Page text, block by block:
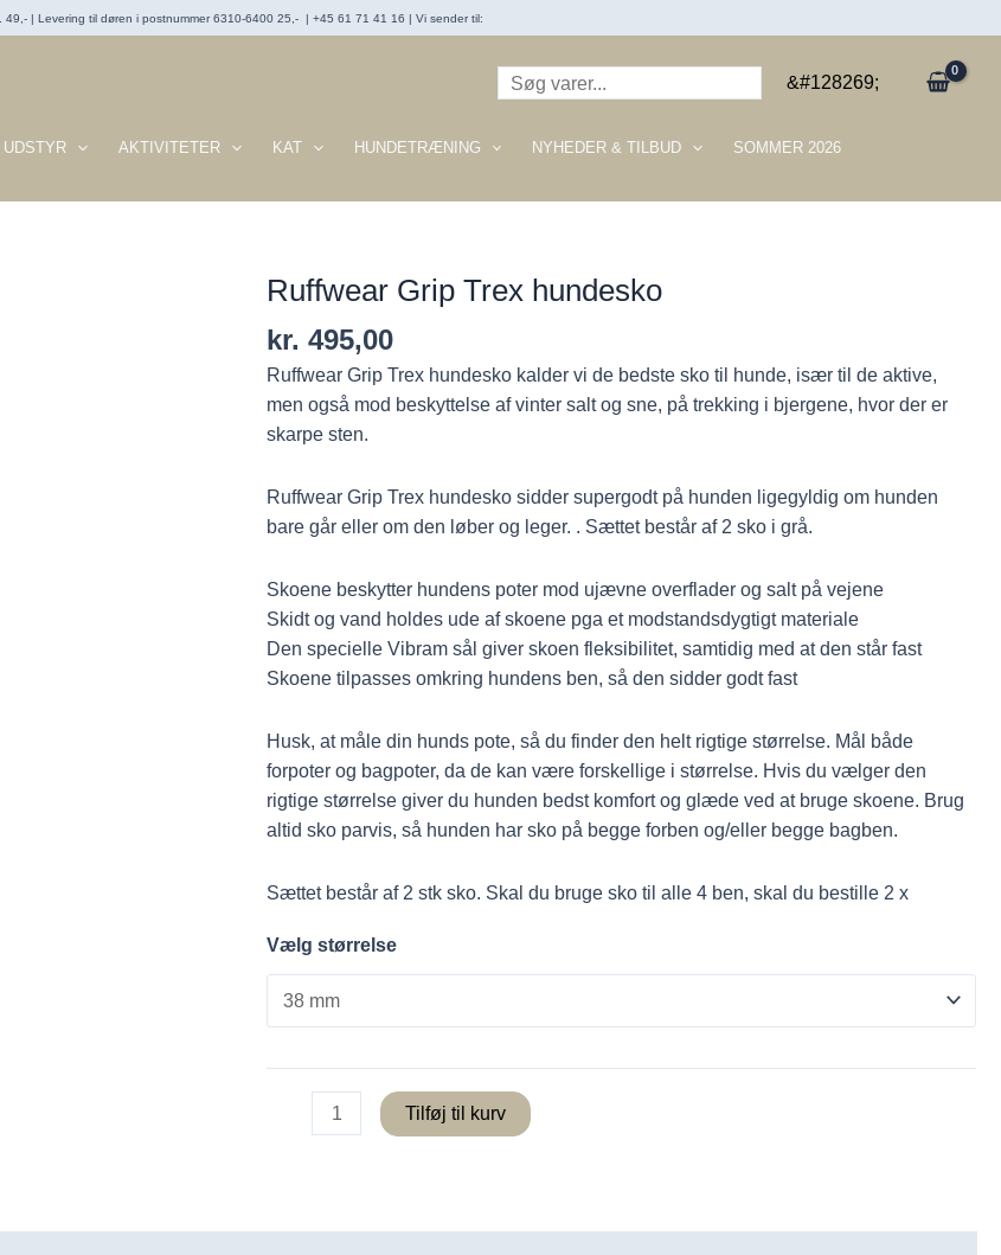
49,- | Levering til døren i postnummer 6310-6400 25,- | +45 61 71 41 16 | Vi sender til:
Søg &#128269;
UDSTYR AKTIVITETER KAT HUNDETRÆNING NYHEDER & TILBUD
SOMMER 2026
Ruffwear Grip Trex hundesko
kr. 495,00
Ruffwear Grip Trex hundesko kalder vi de bedste sko til hunde, især til de aktive,
men også mod beskyttelse af vinter salt og sne, på trekking i bjergene, hvor der er
skarpe sten.
Ruffwear Grip Trex hundesko sidder supergodt på hunden ligegyldig om hunden
bare går eller om den løber og leger. . Sættet består af 2 sko i grå.
Skoene beskytter hundens poter mod ujævne overflader og salt på vejene
Skidt og vand holdes ude af skoene pga et modstandsdygtigt materiale
Den specielle Vibram sål giver skoen fleksibilitet, samtidig med at den står fast
Skoene tilpasses omkring hundens ben, så den sidder godt fast
Husk, at måle din hunds pote, så du finder den helt rigtige størrelse. Mål både
forpoter og bagpoter, da de kan være forskellige i størrelse. Hvis du vælger den
rigtige størrelse giver du hunden bedst komfort og glæde ved at bruge skoene. Brug
altid sko parvis, så hunden har sko på begge forben og/eller begge bagben.
Sættet består af 2 stk sko. Skal du bruge sko til alle 4 ben, skal du bestille 2 x
Vælg størrelse
Ruffwear
Tilføj til kurv